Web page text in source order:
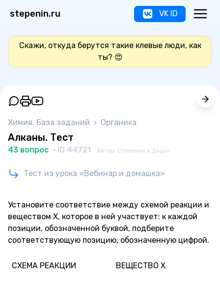
stepenin.ru VK ID
Скажи, откуда берутся такие клевые люди, как
ты? 😍
Химия. База заданий › Органика
Алканы. Тест
43 вопрос · ID 44721 Автор: Степенин и Дацук
Тест из урока «Вебинар и домашка»
Установите соответствие между схемой реакции и
веществом Х, которое в ней участвует: к каждой
позиции, обозначенной буквой, подберите
соответствующую позицию, обозначенную цифрой.
СХЕМА РЕАКЦИИ ВЕЩЕСТВО Х